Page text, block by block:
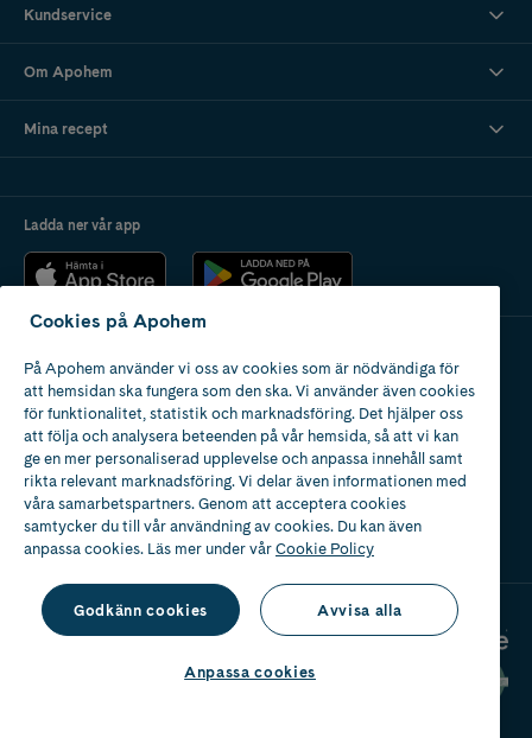
Kundservice
Om Apohem
Mina recept
Ladda ner vår app
Apotek med tillstånd
av Läkemedelsverket
Cookies på Apohem
På Apohem använder vi oss av cookies som är nödvändiga för
att hemsidan ska fungera som den ska. Vi använder även cookies
för funktionalitet, statistik och marknadsföring. Det hjälper oss
att följa och analysera beteenden på vår hemsida, så att vi kan
ge en mer personaliserad upplevelse och anpassa innehåll samt
rikta relevant marknadsföring. Vi delar även informationen med
våra samarbetspartners. Genom att acceptera cookies
samtycker du till vår användning av cookies. Du kan även
anpassa cookies. Läs mer under vårCookie Policy
Godkänn cookies Avvisa alla
Anpassa cookies